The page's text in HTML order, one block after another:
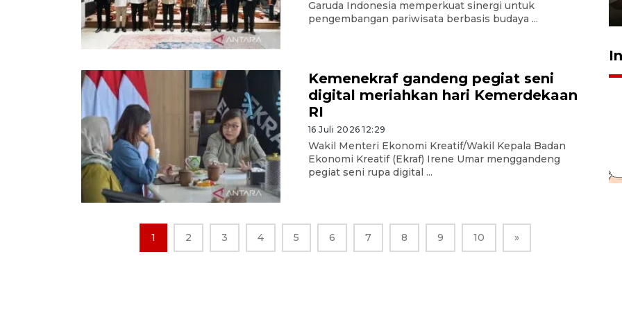
Garuda Indonesia memperkuat sinergi untuk
pengembangan pariwisata berbasis budaya ...
Kemenekraf gandeng pegiat seni
digital meriahkan hari Kemerdekaan
RI
16 Juli 2026 12:29
Wakil Menteri Ekonomi Kreatif/Wakil Kepala Badan
Ekonomi Kreatif (Ekraf) Irene Umar menggandeng
pegiat seni rupa digital ...
1 2 3 4 5 6 7 8 9 10 »
23 Juli 2026 14:28